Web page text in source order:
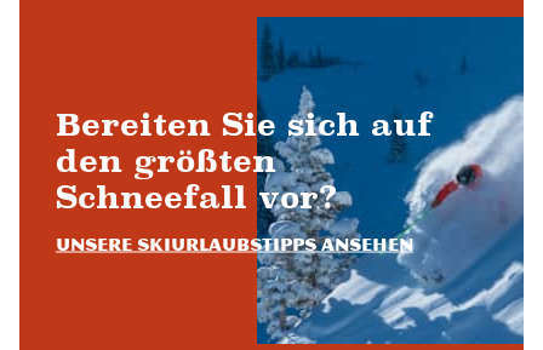
Bereiten Sie sich auf
den größten
Schneefall vor?
Unsere Skiurlaubstipps ansehen